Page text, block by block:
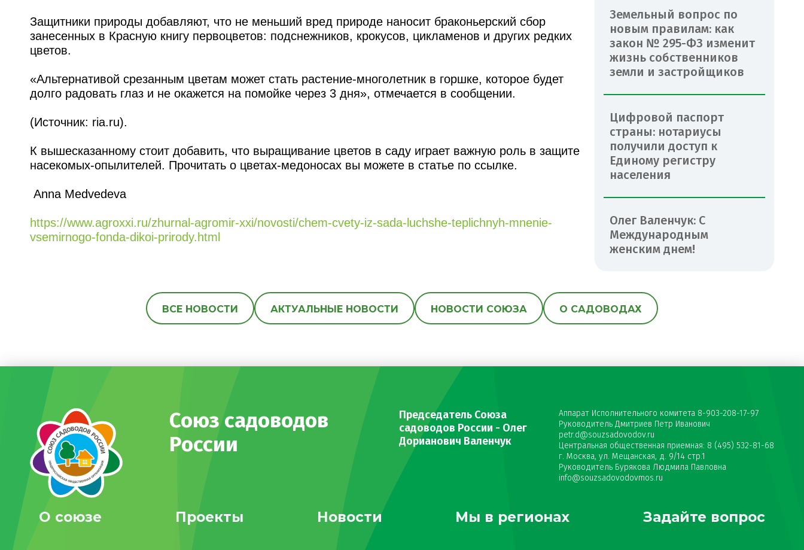
Защитники природы добавляют, что не меньший вред природе наносит браконьерский сбор
занесенных в Красную книгу первоцветов: подснежников, крокусов, цикламенов и других редких
цветов.
«Альтернативой срезанным цветам может стать растение-многолетник в горшке, которое будет
долго радовать глаз и не окажется на помойке через 3 дня», отмечается в сообщении.
(Источник: ria.ru).
К вышесказанному стоит добавить, что выращивание цветов в саду играет важную роль в защите
насекомых-опылителей. Прочитать о цветах-медоносах вы можете в статье по ссылке.
Anna Medvedeva
https://www.agroxxi.ru/zhurnal-agromir-xxi/novosti/chem-cvety-iz-sada-luchshe-teplichnyh-mnenie-
vsemirnogo-fonda-dikoi-prirody.html
Земельный вопрос по
новым правилам: как
закон № 295-ФЗ изменит
жизнь собственников
земли и застройщиков
Цифровой паспорт
страны: нотариусы
получили доступ к
Единому регистру
населения
Олег Валенчук: С
Международным
женским днем!
ВСЕ НОВОСТИ АКТУАЛЬНЫЕ НОВОСТИ НОВОСТИ СОЮЗА О САДОВОДАХ
Союз садоводов
России
Председатель Союза
садоводов России - Олег
Дорианович Валенчук
Аппарат Исполнительного комитета 8-903-208-17-97
Руководитель Дмитриев Петр Иванович
petr.d@souzsadovodov.ru
Центральная общественная приемная: 8 (495) 532-81-68
г. Москва, ул. Мещанская, д. 9/14 стр.1
Руководитель Бурякова Людмила Павловна
info@souzsadovodovmos.ru
О союзе Проекты Новости Мы в регионах Задайте вопрос